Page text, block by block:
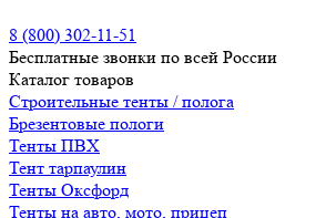
8 (800) 302-11-51
Бесплатные звонки по всей России
Каталог товаров
Строительные тенты / полога
Брезентовые пологи
Тенты ПВХ
Тент тарпаулин
Тенты Оксфорд
Тенты на авто, мото, прицеп